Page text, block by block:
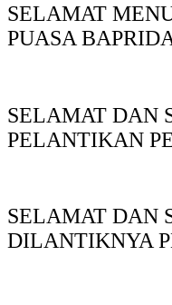
SELAMAT
PUASA
SELAMAT DAN
PELANTIKAN
SELAMAT DAN
DILANTIKNYA